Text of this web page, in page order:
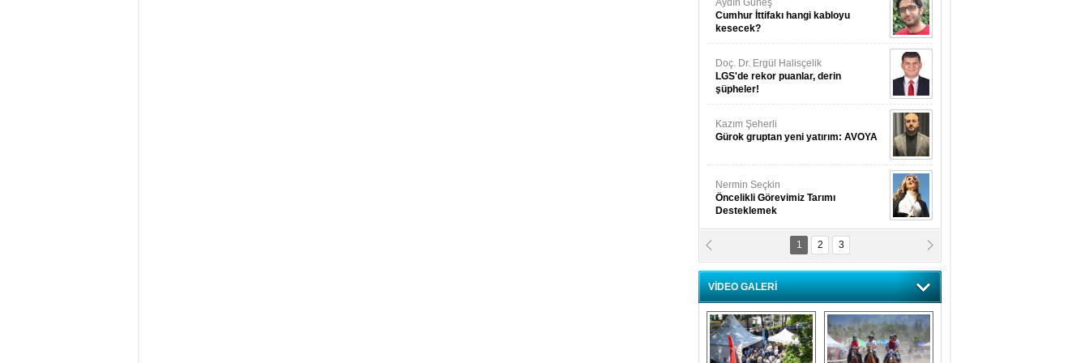
Aydın Güneş
Cumhur İttifakı hangi kabloyu
kesecek?
Doç. Dr. Ergül Halisçelik
LGS'de rekor puanlar, derin
şüpheler!
Kazım Şeherli
Gürok gruptan yeni yatırım: AVOYA
Nermin Seçkin
Öncelikli Görevimiz Tarımı
Desteklemek
Nilüfer Menekli Buzcular
Siz Hiç Kelebeklerin Sesini
Duydunuz Mu?
1 2 3
VİDEO GALERİ